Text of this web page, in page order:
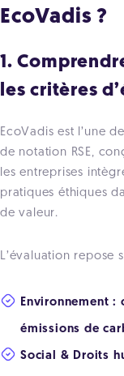
EcoVadis ?
1.
les critères
EcoVadis est l’une
de notation RSE,
les entreprises
pratiques éthiques
de valeur.
L’évaluation repose
Environnement :
émissions de
Social & Droits